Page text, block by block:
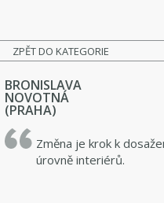
ZPĚT DO KATEGORIE
BRONISLAVA
NOVOTNÁ
(PRAHA)
Změna je krok k
úrovně interiérů.